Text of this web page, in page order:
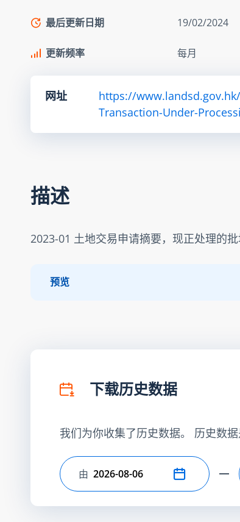
最后更新日期 19/02/2024
更新频率 每月
网址
https://
Transaction-Under-
描述
2023-01 土地交易申请摘要，现正处理的
预览
下载历史数据
我们为你收集了历史数据。 历史数
选择开始日期
由